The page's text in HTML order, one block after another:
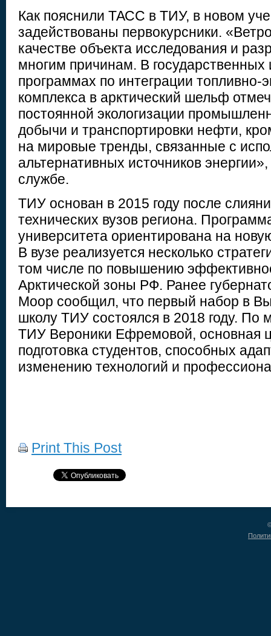
Как пояснили ТАСС в ТИУ, в новом
задействованы первокурсники.
качестве объекта исследования и
многим причинам. В государственных
программах по интеграции топливно-
комплекса в арктический шельф
постоянной экологизации
добычи и транспортировки нефти,
на мировые тренды, связанные с
альтернативных источников
службе.
ТИУ основан в 2015 году после
технических вузов региона.
университета ориентирована на
В вузе реализуется несколько
том числе по повышению
Арктической зоны РФ. Ранее
Моор сообщил, что первый набор в
школу ТИУ состоялся в 2018 году. По
ТИУ Вероники Ефремовой, основная
подготовка студентов, способных
изменению технологий и
Print This Post